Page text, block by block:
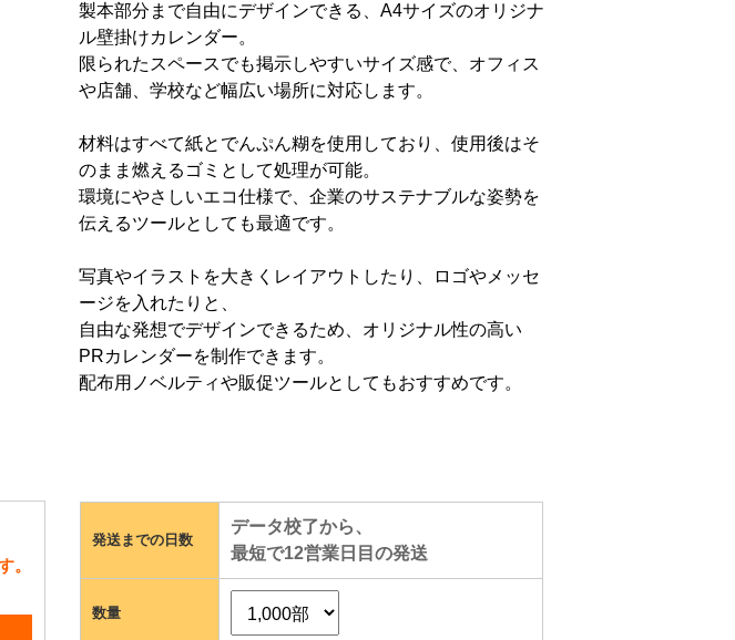
製本部分まで自由にデザインできる、A4サイズのオリジナ
ル壁掛けカレンダー。
限られたスペースでも掲示しやすいサイズ感で、オフィス
や店舗、学校など幅広い場所に対応します。
材料はすべて紙とでんぷん糊を使用しており、使用後はそ
のまま燃えるゴミとして処理が可能。
環境にやさしいエコ仕様で、企業のサステナブルな姿勢を
伝えるツールとしても最適です。
写真やイラストを大きくレイアウトしたり、ロゴやメッセ
ージを入れたりと、
自由な発想でデザインできるため、オリジナル性の高い
PRカレンダーを制作できます。
配布用ノベルティや販促ツールとしてもおすすめです。
。
発送までの日数
データ校了から、
最短で12営業日目の発送
数量